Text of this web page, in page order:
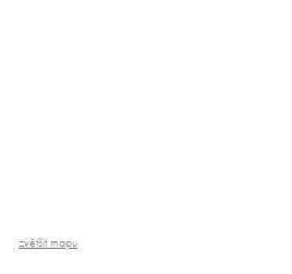
zvětšit mapu